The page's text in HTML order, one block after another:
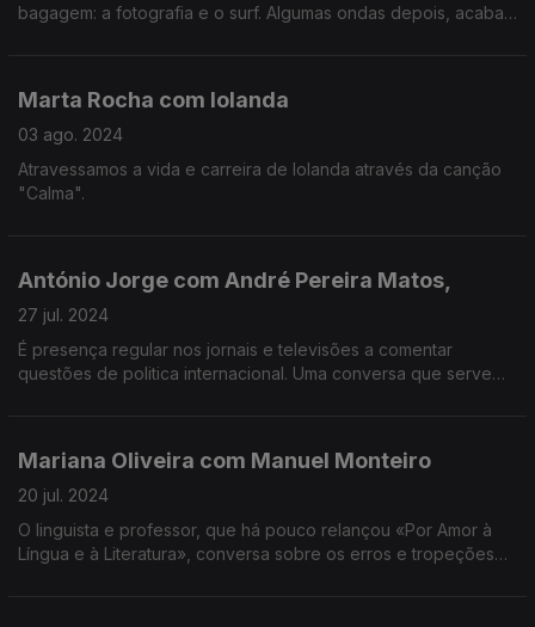
bagagem: a fotografia e o surf. Algumas ondas depois, acaba
Marta Rocha com Iolanda
03 ago. 2024
Atravessamos a vida e carreira de Iolanda através da canção
"Calma".
António Jorge com André Pereira Matos,
27 jul. 2024
É presença regular nos jornais e televisões a comentar
questões de politica internacional. Uma conversa que serve
Mariana Oliveira com Manuel Monteiro
20 jul. 2024
O linguista e professor, que há pouco relançou «Por Amor à
Língua e à Literatura», conversa sobre os erros e tropeções